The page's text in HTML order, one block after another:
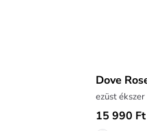
Dove
15 990 Ft